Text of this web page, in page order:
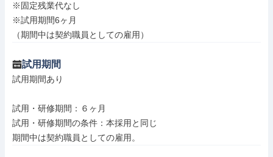
※固定残業代なし
※試用期間6ヶ月
（期間中は契約職員としての雇用）
試用期間
試用期間あり
試用・研修期間：６ヶ月
試用・研修期間の条件：本採用と同じ